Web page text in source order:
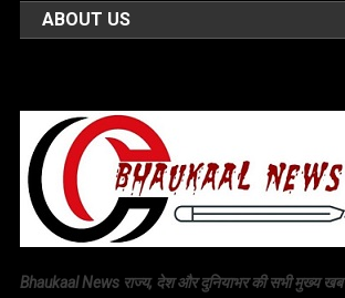
ABOUT US
Bhaukaal News राज्य, देश और दुनियाभर की सभी मुख्य